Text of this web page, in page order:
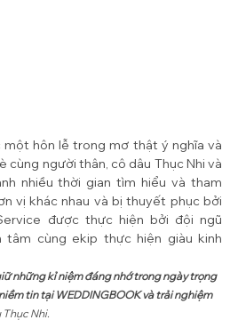
hôn lễ trong mơ thật ý nghĩa và
cùng người thân, cô dâu Thục Nhi và
nhiều thời gian tìm hiểu và tham
vị khác nhau và bị thuyết phục bởi
được thực hiện bởi đội ngũ
tâm cùng ekip thực hiện giàu kinh
những kỉ niệm đáng nhớ trong ngày trọng
tin tại WEDDINGBOOK và trải nghiệm
Thục Nhi.